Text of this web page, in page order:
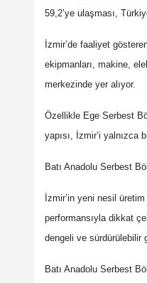
59,2’ye ulaşması,
İzmir’de faaliyet
ekipmanları, makine,
merkezinde yer alıyor.
Özellikle Ege Serbest
yapısı, İzmir’i
Batı Anadolu Serbest
İzmir’in yeni nesil
performansıyla dikkat
dengeli ve sürdürülebilir
Batı Anadolu Serbest